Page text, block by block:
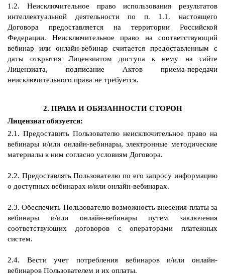
1.2. Неисключительное право использования результатов
интеллектуальной деятельности по п. 1.1. настоящего
Договора предоставляется на территории Российской
Федерации. Неисключительное право на соответствующий
вебинар или онлайн-вебинар считается предоставленным с
даты открытия Лицензиатом доступа к нему на сайте
Лицензиата, подписание Актов приема-передачи
неисключительного права не требуется.
2. ПРАВА И ОБЯЗАННОСТИ СТОРОН
Лицензиат обязуется:
2.1. Предоставить Пользователю неисключительное право на
вебинары и/или онлайн-вебинары, электронные методические
материалы к ним согласно условиям Договора.
2.2. Предоставлять Пользователю по его запросу информацию
о доступных вебинарах и/или онлайн-вебинарах.
2.3. Обеспечить Пользователю возможность внесения платы за
вебинары и/или онлайн-вебинары путем заключения
соответствующих договоров с операторами платежных
систем.
2.4. Вести учет потребления вебинаров и/или онлайн-
вебинаров Пользователем и их оплаты.